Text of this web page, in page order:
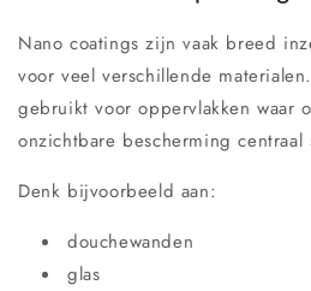
Nano coatings zijn vaak breed
voor veel verschillende
gebruikt voor oppervlakken waar
onzichtbare bescherming centraal
Denk bijvoorbeeld aan:
douchewanden
glas